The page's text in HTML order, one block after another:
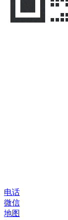
电话
微信
地图